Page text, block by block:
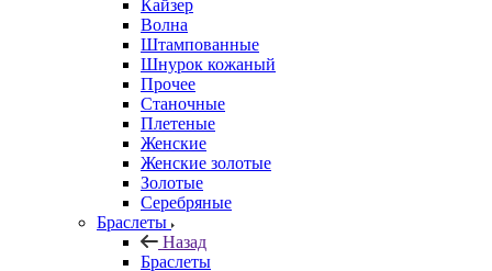
Кайзер
Волна
Штампованные
Шнурок кожаный
Прочее
Станочные
Плетеные
Женские
Женские золотые
Золотые
Серебряные
Браслеты
Назад
Браслеты